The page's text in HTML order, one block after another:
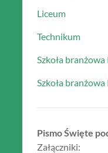
Liceum
Technikum
Szkoła
Szkoła
Pismo Święte
Załączniki: